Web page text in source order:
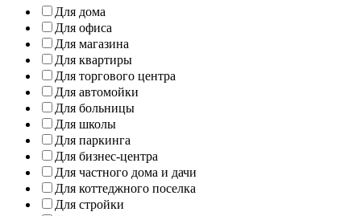
Для дома
Для офиса
Для магазина
Для квартиры
Для торгового центра
Для автомойки
Для больницы
Для школы
Для паркинга
Для бизнес-центра
Для частного дома и дачи
Для коттеджного поселка
Для стройки